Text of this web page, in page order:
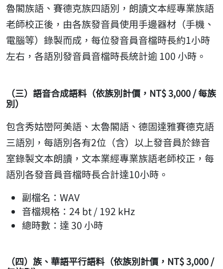
魯閣族語、賽德克族四語別，朗讀文本經專業族語
老師校正後，由各族發音員使用手邊器材（手機、
電腦等）錄製而成，每位發音員音檔時長約1小時
左右，各語別發音員音檔時長統計逾 100 小時。
（三）語音合成語料（依族別計價，NT$ 3,000 / 每族
別）
包含秀姑巒阿美語、太魯閣語、德固達雅賽德克語
三語別，每語別各有2位（含）以上發音員於錄音
室錄製文本朗讀，文本業經專業族語老師校正，每
語別各發音員音檔時長合計達10小時。
副檔名：WAV
音檔規格：24 bt / 192 kHz
總時數：達 30 小時
（四）族、華語平行語料（依族別計價，NT$ 3,000 /